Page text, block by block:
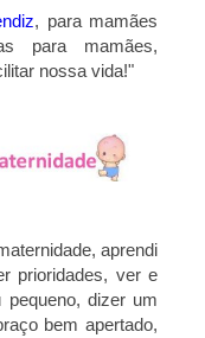
, para mamães
para mamães,
nossa vida!"
aprendi
prioridades, ver e
dizer um
bem apertado,